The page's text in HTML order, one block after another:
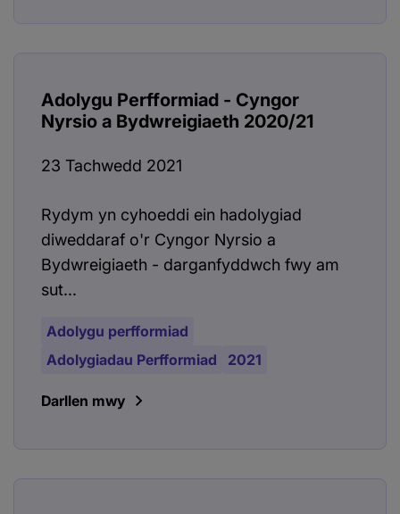
Adolygu Perfformiad - Cyngor
Nyrsio a Bydwreigiaeth 2020/21
23 Tachwedd 2021
Rydym yn cyhoeddi ein hadolygiad
diweddaraf o'r Cyngor Nyrsio a
Bydwreigiaeth - darganfyddwch fwy am
sut...
Adolygu perfformiad
Adolygiadau Perfformiad
2021
Darllen mwy